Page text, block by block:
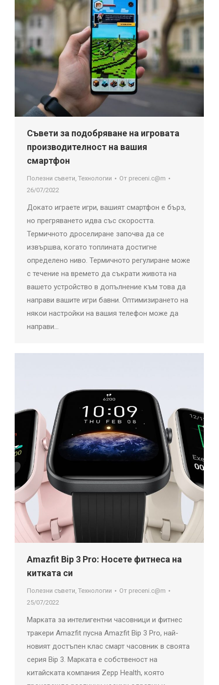
Съвети за подобряване на игровата
производителност на вашия
смартфон
Полезни съвети Технологии От preceni.c@m
26/07/2022
Докато играете игри, вашият смартфон е бърз,
но прегряването идва със скоростта.
Термичното дроселиране започва да се
извършва, когато топлината достигне
определено ниво. Термичното регулиране може
с течение на времето да съкрати живота на
вашето устройство в допълнение към това да
направи вашите игри бавни. Оптимизирането на
някои настройки на вашия телефон може да
направи…
Amazfit Bip 3 Pro: Носете фитнеса на
китката си
Полезни съвети, Технологии От preceni.c@m
25/07/2022
Марката за интелигентни часовници и фитнес
тракери Amazfit пусна Amazfit Bip 3 Pro, най-
новият достъпен клас смарт часовник в своята
серия Bip 3. Марката е собственост на
китайската компания Zepp Health, която